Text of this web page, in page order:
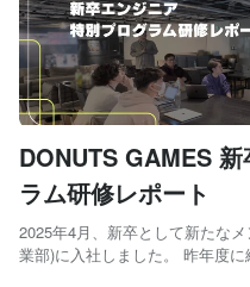
DONUTS GAMES
ラム研修レポート
2025年4月、新卒として新たな
業部)に入社しました。 昨年度